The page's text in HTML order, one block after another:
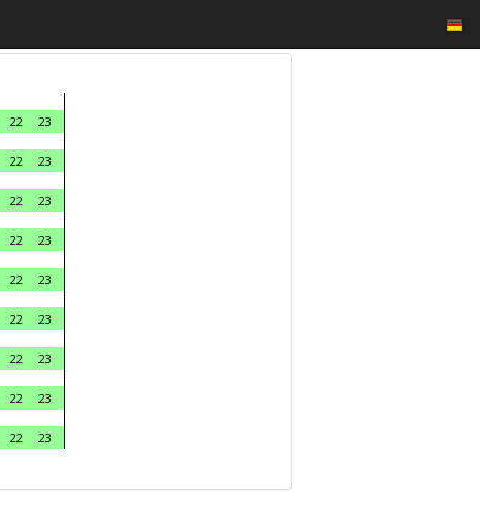
22
23
22
23
22
23
22
23
22
23
22
23
22
23
22
23
22
23